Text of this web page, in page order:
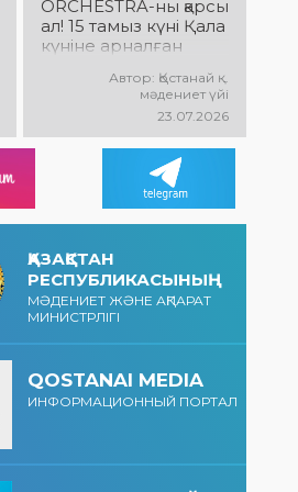
ORCHESTRA-ны қарсы
ал! 15 тамыз күні Қала
күніне арналған
NE PROSTO
ORCHESTRA өнер
@ne_prosto_orchestr
Автор: Қостанай қ.
мәдениет үйі
23.07.2026
ҚАЗАҚСТАН
РЕСПУБЛИКАСЫНЫҢ
МӘДЕНИЕТ ЖӘНЕ АҚПАРАТ
МИНИСТРЛІГІ
QOSTANAI MEDIA
ИНФОРМАЦИОННЫЙ ПОРТАЛ